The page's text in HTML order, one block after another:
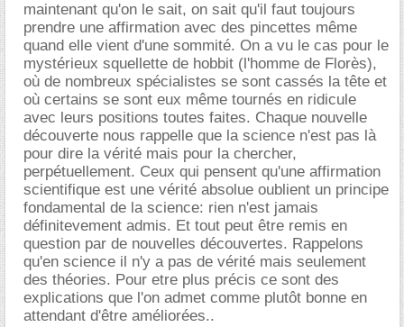
maintenant qu'on le sait, on sait qu'il faut toujours
prendre une affirmation avec des pincettes même
quand elle vient d'une sommité. On a vu le cas pour le
mystérieux squellette de hobbit (l'homme de Florès),
où de nombreux spécialistes se sont cassés la tête et
où certains se sont eux même tournés en ridicule
avec leurs positions toutes faites. Chaque nouvelle
découverte nous rappelle que la science n'est pas là
pour dire la vérité mais pour la chercher,
perpétuellement. Ceux qui pensent qu'une affirmation
scientifique est une vérité absolue oublient un principe
fondamental de la science: rien n'est jamais
définitevement admis. Et tout peut être remis en
question par de nouvelles découvertes. Rappelons
qu'en science il n'y a pas de vérité mais seulement
des théories. Pour etre plus précis ce sont des
explications que l'on admet comme plutôt bonne en
attendant d'être améliorées..